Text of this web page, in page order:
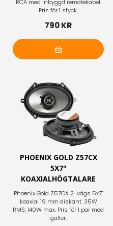
RCA med inbyggd remotekabel.
Pris för 1 styck.
790 KR
PHOENIX GOLD Z57CX
5X7"
KOAXIALHÖGTALARE
Phoenix Gold Z57CX 2-vägs 5x7"
koaxial 19 mm diskant. 35W
RMS, 140W max. Pris för 1 par med
galler.